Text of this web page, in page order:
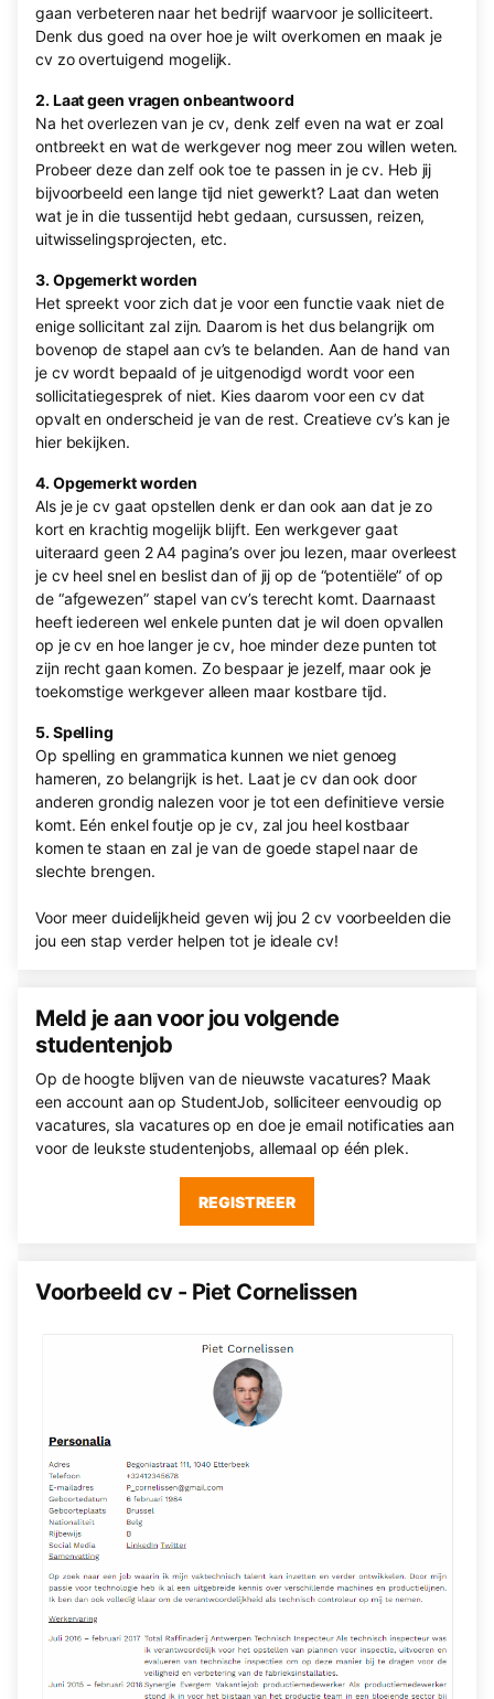
gaan verbeteren naar het bedrijf waarvoor je solliciteert.
Denk dus goed na over hoe je wilt overkomen en maak je
cv zo overtuigend mogelijk.
2. Laat geen vragen onbeantwoord
Na het overlezen van je cv, denk zelf even na wat er zoal
ontbreekt en wat de werkgever nog meer zou willen weten.
Probeer deze dan zelf ook toe te passen in je cv. Heb jij
bijvoorbeeld een lange tijd niet gewerkt? Laat dan weten
wat je in die tussentijd hebt gedaan, cursussen, reizen,
uitwisselingsprojecten, etc.
3. Opgemerkt worden
Het spreekt voor zich dat je voor een functie vaak niet de
enige sollicitant zal zijn. Daarom is het dus belangrijk om
bovenop de stapel aan cv’s te belanden. Aan de hand van
je cv wordt bepaald of je uitgenodigd wordt voor een
sollicitatiegesprek of niet. Kies daarom voor een cv dat
opvalt en onderscheid je van de rest. Creatieve cv’s kan je
hier bekijken.
4. Opgemerkt worden
Als je je cv gaat opstellen denk er dan ook aan dat je zo
kort en krachtig mogelijk blijft. Een werkgever gaat
uiteraard geen 2 A4 pagina’s over jou lezen, maar overleest
je cv heel snel en beslist dan of jij op de “potentiële” of op
de “afgewezen” stapel van cv’s terecht komt. Daarnaast
heeft iedereen wel enkele punten dat je wil doen opvallen
op je cv en hoe langer je cv, hoe minder deze punten tot
zijn recht gaan komen. Zo bespaar je jezelf, maar ook je
toekomstige werkgever alleen maar kostbare tijd.
5. Spelling
Op spelling en grammatica kunnen we niet genoeg
hameren, zo belangrijk is het. Laat je cv dan ook door
anderen grondig nalezen voor je tot een definitieve versie
komt. Eén enkel foutje op je cv, zal jou heel kostbaar
komen te staan en zal je van de goede stapel naar de
slechte brengen.
Voor meer duidelijkheid geven wij jou 2 cv voorbeelden die
jou een stap verder helpen tot je ideale cv!
Meld je aan voor jou volgende
studentenjob
Op de hoogte blijven van de nieuwste vacatures? Maak
een account aan op StudentJob, solliciteer eenvoudig op
vacatures, sla vacatures op en doe je email notificaties aan
voor de leukste studentenjobs, allemaal op één plek.
REGISTREER
Voorbeeld cv - Piet Cornelissen